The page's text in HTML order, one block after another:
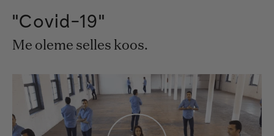
"Covid-19"
Me oleme selles koos.